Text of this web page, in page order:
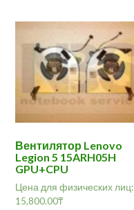
Вентилятор Lenovo
Legion 5 15ARH05H
GPU+CPU
Цена для физических лиц:
15,800.00₸